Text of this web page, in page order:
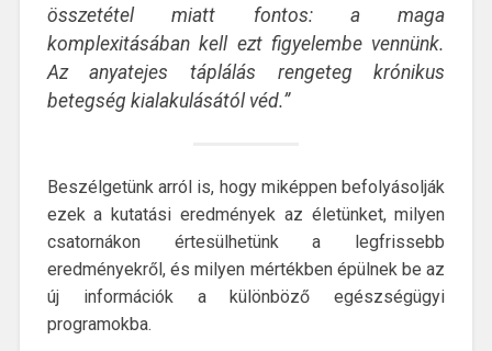
összetétel miatt fontos: a maga
komplexitásában kell ezt figyelembe vennünk.
Az anyatejes táplálás rengeteg krónikus
betegség kialakulásától véd.”
Beszélgetünk arról is, hogy miképpen befolyásolják
ezek a kutatási eredmények az életünket, milyen
csatornákon értesülhetünk a legfrissebb
eredményekről, és milyen mértékben épülnek be az
új információk a különböző egészségügyi
programokba.